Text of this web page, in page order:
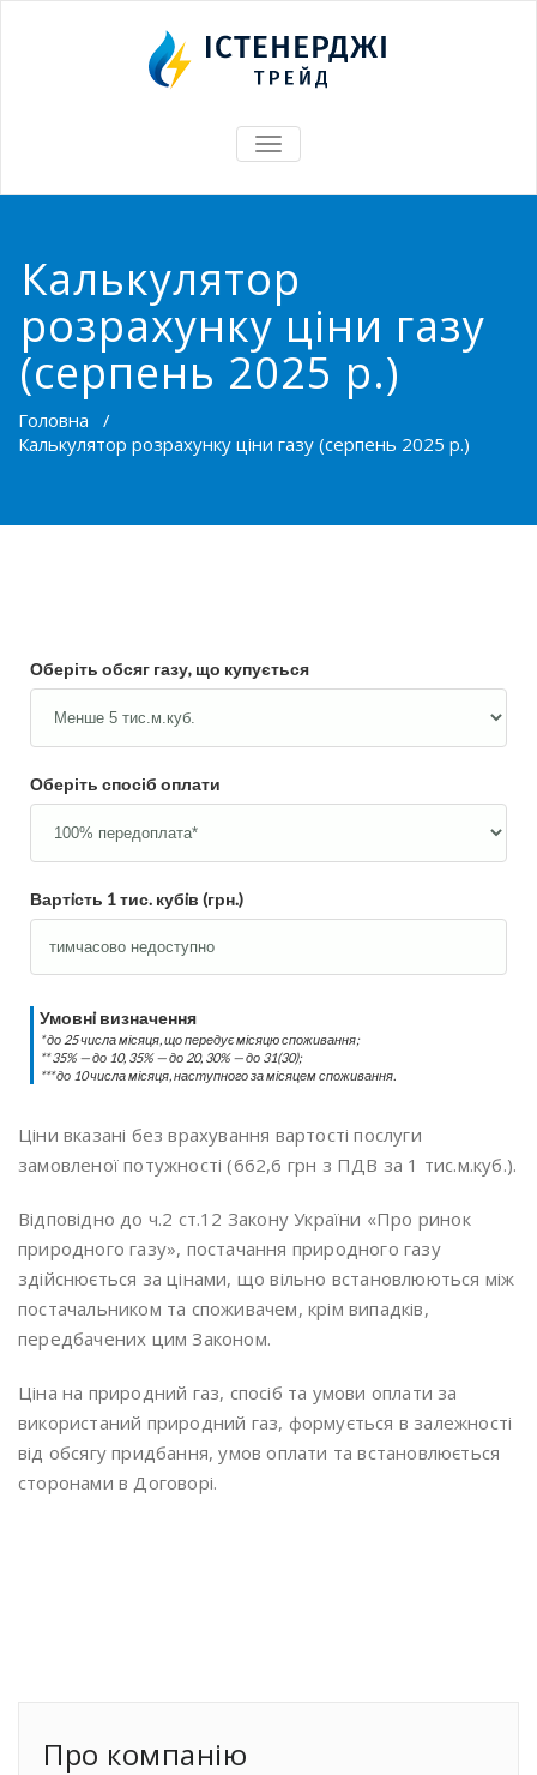
TOGGLE
NAVIGATION
Калькулятор
розрахунку ціни газу
(серпень 2025 р.)
Головна /
Калькулятор розрахунку ціни газу (серпень 2025 р.)
Оберіть обсяг газу, що купується
Оберіть спосіб оплати
Вартiсть 1 тис. кубiв (грн.)
Умовнi визначення
* до 25 числа місяця, що передує місяцю споживання;
** 35% — до 10, 35% — до 20, 30% — до 31(30);
*** до 10 числа місяця, наступного за місяцем споживання.
Ціни вказані без врахування вартості послуги
замовленої потужності (662,6 грн з ПДВ за 1 тис.м.куб.).
Відповідно до ч.2 ст.12 Закону України «Про ринок
природного газу», постачання природного газу
здійснюється за цінами, що вільно встановлюються між
постачальником та споживачем, крім випадків,
передбачених цим Законом.
Ціна на природний газ, спосіб та умови оплати за
використаний природний газ, формується в залежності
від обсягу придбання, умов оплати та встановлюється
сторонами в Договорі.
Про компанiю